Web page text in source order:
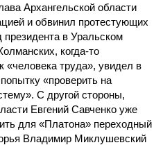
Архангельской области
и обвинил протестующих
президента в Уральском
когда-то
«человека труда», увидел в
«проверить на
С другой стороны,
Евгений Савченко уже
для «Платона» переходный
Владимир Миклушевский